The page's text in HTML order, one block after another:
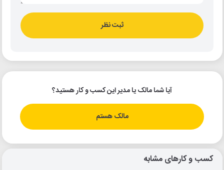
ثبت نظر
آیا شما مالک یا مدیر این کسب و کار هستید؟
مالک هستم
کسب و کارهای مشابه